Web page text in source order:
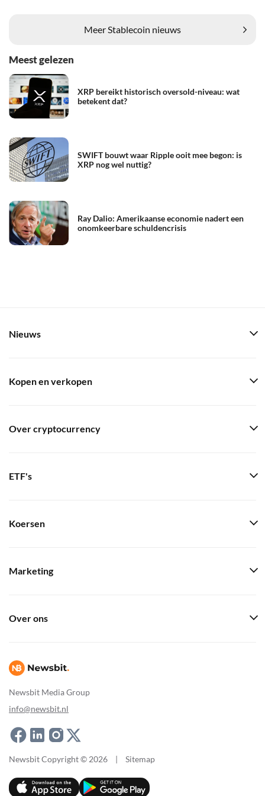
Meer Stablecoin nieuws
Meest gelezen
XRP bereikt historisch oversold-niveau: wat
betekent dat?
SWIFT bouwt waar Ripple ooit mee begon: is
XRP nog wel nuttig?
Ray Dalio: Amerikaanse economie nadert een
onomkeerbare schuldencrisis
Newsbit Media Group
info@newsbit.nl
Nieuws
Kopen en verkopen
Over cryptocurrency
ETF's
Koersen
Marketing
Over ons
Newsbit Copyright © 2026 | Sitemap